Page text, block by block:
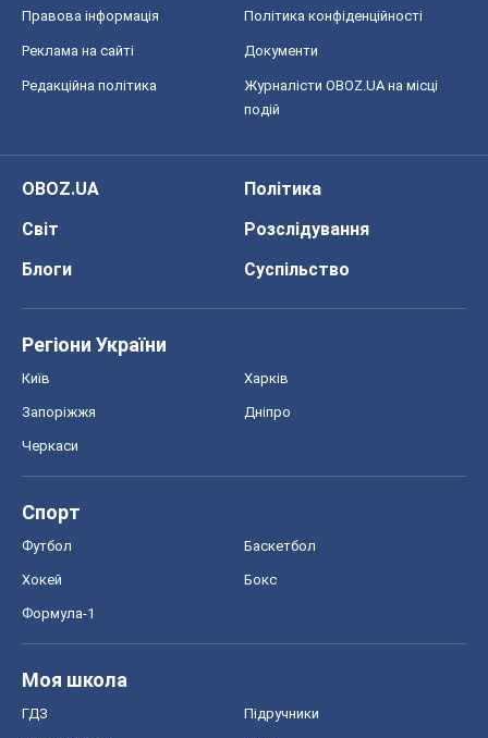
Правова інформація Політика конфіденційності
Реклама на сайті Документи
Редакційна політика
Журналісти OBOZ.UA на місці
подій
OBOZ.UA
Політика
Світ
Розслідування
Блоги
Суспільство
Регіони України
Київ Харків
Запоріжжя Дніпро
Черкаси
Спорт
Футбол Баскетбол
Хокей Бокс
Формула-1
Моя школа
ГДЗ Підручники